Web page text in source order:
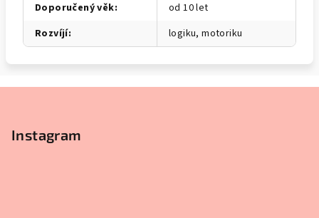
Doporučený věk:
od 10 let
Rozvíjí: logiku, motoriku
Instagram